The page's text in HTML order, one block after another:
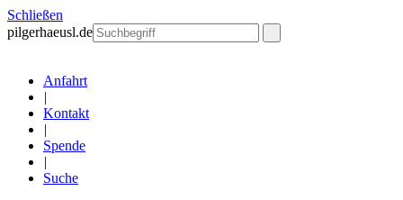
Schließen
pilgerhaeusl.de
Anfahrt
|
Kontakt
|
Spende
|
Suche